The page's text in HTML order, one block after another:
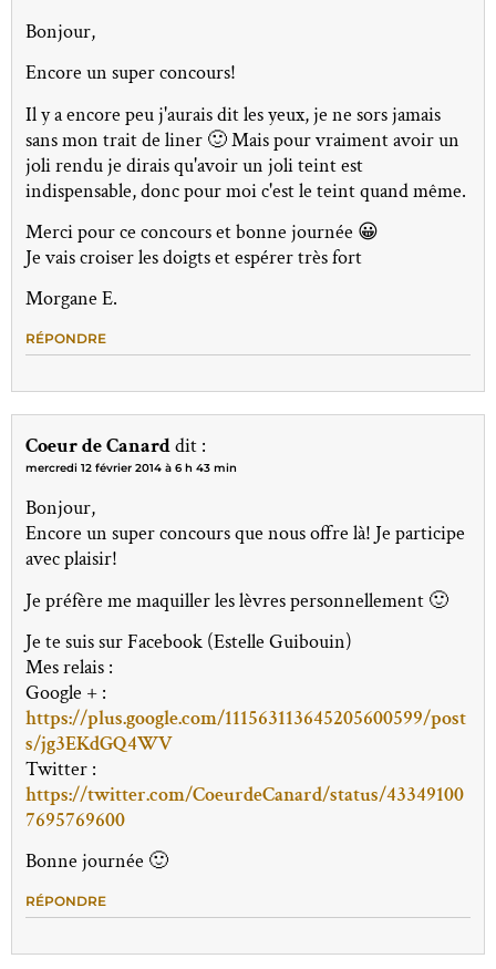
Bonjour,
Encore un super concours!
Il y a encore peu j'aurais dit les yeux, je ne sors jamais
sans mon trait de liner 🙂 Mais pour vraiment avoir un
joli rendu je dirais qu'avoir un joli teint est
indispensable, donc pour moi c'est le teint quand même.
Merci pour ce concours et bonne journée 😀
Je vais croiser les doigts et espérer très fort
Morgane E.
RÉPONDRE
Coeur de Canarddit :
mercredi 12 février 2014 à 6 h 43 min
Bonjour,
Encore un super concours que nous offre là! Je participe
avec plaisir!
Je préfère me maquiller les lèvres personnellement 🙂
Je te suis sur Facebook (Estelle Guibouin)
Mes relais :
Google + :
https://plus.google.com/111563113645205600599/post
s/jg3EKdGQ4WV
Twitter :
https://twitter.com/CoeurdeCanard/status/43349100
7695769600
Bonne journée 🙂
RÉPONDRE